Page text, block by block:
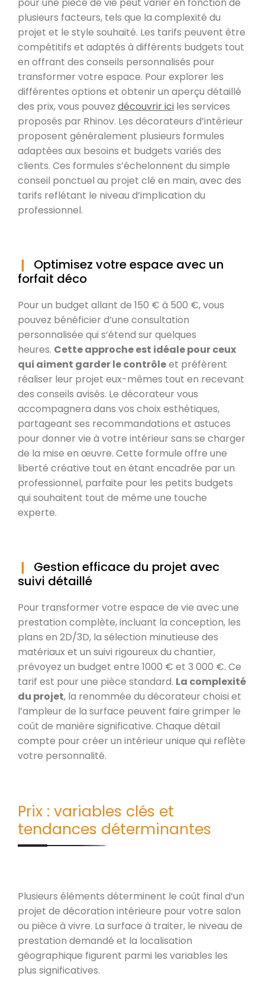
plusieurs facteurs, tels que la complexité du
projet et le style souhaité. Les tarifs peuvent être
compétitifs et adaptés à différents budgets tout
en offrant des conseils personnalisés pour
transformer votre espace. Pour explorer les
différentes options et obtenir un aperçu détaillé
des prix, vous pouvez découvrir ici les services
proposés par Rhinov. Les décorateurs d’intérieur
proposent généralement plusieurs formules
adaptées aux besoins et budgets variés des
clients. Ces formules s’échelonnent du simple
conseil ponctuel au projet clé en main, avec des
tarifs reflétant le niveau d’implication du
professionnel.
Optimisez votre espace avec un
forfait déco
Pour un budget allant de 150 € à 500 €, vous
pouvez bénéficier d’une consultation
personnalisée qui s’étend sur quelques
heures. Cette approche est idéale pour ceux
qui aiment garder le contrôleet préfèrent
réaliser leur projet eux-mêmes tout en recevant
des conseils avisés. Le décorateur vous
accompagnera dans vos choix esthétiques,
partageant ses recommandations et astuces
pour donner vie à votre intérieur sans se charger
de la mise en œuvre. Cette formule offre une
liberté créative tout en étant encadrée par un
professionnel, parfaite pour les petits budgets
qui souhaitent tout de même une touche
experte.
Gestion efficace du projet avec
suivi détaillé
Pour transformer votre espace de vie avec une
prestation complète, incluant la conception, les
plans en 2D/3D, la sélection minutieuse des
matériaux et un suivi rigoureux du chantier,
prévoyez un budget entre 1000 € et 3 000 €. Ce
tarif est pour une pièce standard. La complexité
du projet, la renommée du décorateur choisi et
l’ampleur de la surface peuvent faire grimper le
coût de manière significative. Chaque détail
compte pour créer un intérieur unique qui reflète
votre personnalité.
Prix : variables clés et
tendances déterminantes
Plusieurs éléments déterminent le coût final d’un
projet de décoration intérieure pour votre salon
ou pièce à vivre. La surface à traiter, le niveau de
prestation demandé et la localisation
géographique figurent parmi les variables les
plus significatives.